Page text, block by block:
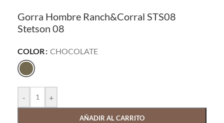
Gorra Hombre Ranch&Corral STS08
Stetson 08
COLOR CHOCOLATE
- +
AÑADIR AL CARRITO